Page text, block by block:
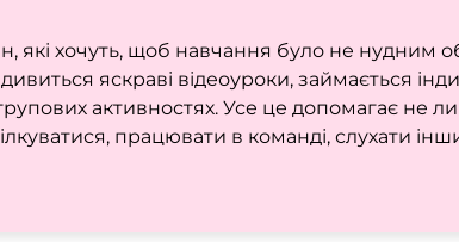
які хочуть, щоб навчання було не нудним
яскраві відеоуроки, займається
активностях. Усе це допомагає не
працювати в команді, слухати